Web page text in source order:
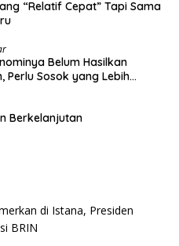
“Relatif Cepat” Tapi Sama
Belum Hasilkan
Perlu Sosok yang Lebih
Berkelanjutan